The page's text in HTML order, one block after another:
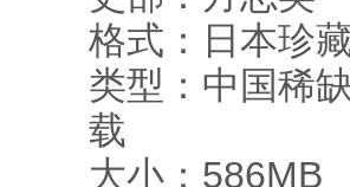
格式：日本珍
类型：中国稀
载
大小：586MB